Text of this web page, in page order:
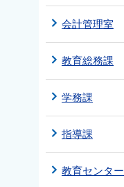
会計管理室
教育総務課
学務課
指導課
教育センター